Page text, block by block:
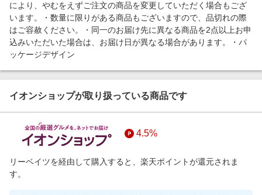
により、やむをえずご注文の商品を変更していただく場合もござ
います。・数量に限りがある商品もございますので、品切れの際
はご容赦ください。・同一のお届け先に異なる商品を2点以上お申
込みいただいた場合は、お届け日が異なる場合があります。・パ
ッケージデザイン
イオンショップが取り扱っている商品です
4.5%
リーベイツを経由して購入すると、楽天ポイントが還元されま
す。